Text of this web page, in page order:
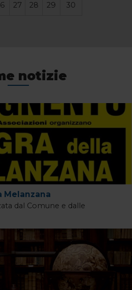
27 28 29 30
notizie
Melanzana
dal Comune e dalle